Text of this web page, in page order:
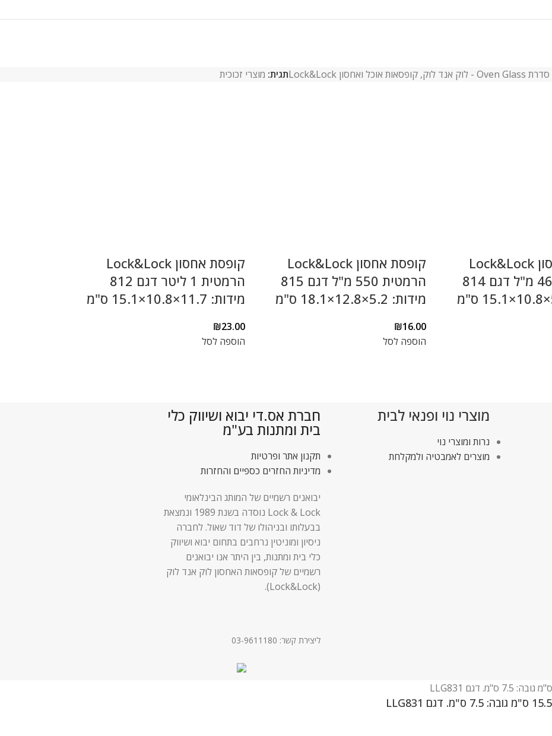
סדרת Oven Glass - לוק אנד לוק , קופסאות אוכל ואחסון Lock&Lock תגית: מוצרי זכוכית
קופסת אחסון Lock&Lock
הרמטית 460 מ"ל דגם 814
קופסת אחסון Lock&Lock
הרמטית 550 מ"ל דגם 815
מידות: 5.2×12.8×18.1 ס"מ
₪16.00
הוספה לסל
קופסת אחסון Lock&Lock
הרמטית 1 ליטר דגם 812
מידות: 11.7×10.8×15.1 ס"מ
₪23.00
הוספה לסל
מוצרי נוי ופנאי לבית
נרות ומוצרי נוי
מוצרים לאמבטיה ולמקלחת
חברת אס.די יבוא ושיווק כלי
בית ומתנות בע"מ
תקנון אתר ופרטיות
מדיניות החזרים כספיים והחזרות
יבואנים רשמיים של המותג הבינלאומי
Lock & Lock נוסדה בשנת 1989 ונמצאת
בבעלותו ובניהולו של דוד שאול. לחברה
ניסיון ומוניטין נרחבים בתחום יבוא ושיווק
כלי בית ומתנות, בין היתר אנו יבואנים
רשמיים של קופסאות האחסון לוק אנד לוק
(Lock&Lock).
ליצירת קשר: 03-9611180